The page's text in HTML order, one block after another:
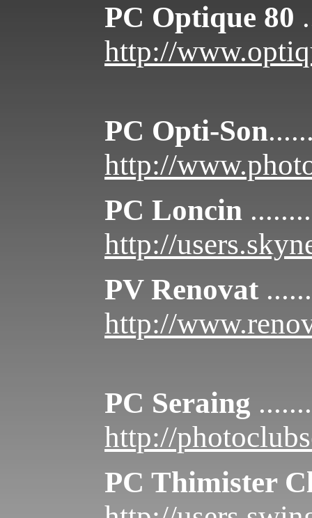
PC Optique 80
http://
PC Opti-Son
http://
PC Loncin
http://
PV Renovat
http://
PC Seraing
http://
PC Thimister